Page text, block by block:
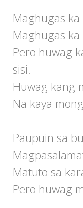
Maghugas
Maghugas
Pero huwag
sisi.
Huwag kang
Na kaya
Paupuin sa
Matuto sa
Pero huwag